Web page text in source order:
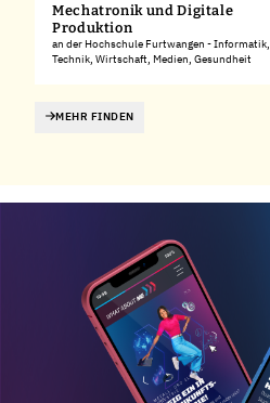
Mechatronik und Digitale
Produktion
an der Hochschule Furtwangen - Informatik,
Technik, Wirtschaft, Medien, Gesundheit
MEHR FINDEN